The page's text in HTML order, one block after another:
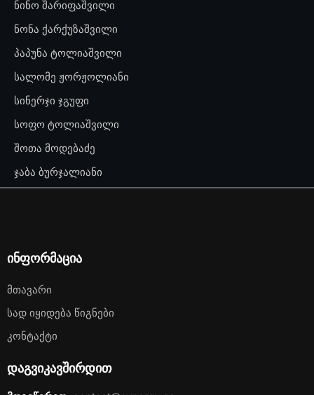
ნინო შარიფაშვილი
ნონა ქარქუზაშვილი
პაპუნა ტოლიაშვილი
სალომე ჟორჟოლიანი
სინერჯი ჯგუფი
სოფო ტოლიაშვილი
შოთა მოდებაძე
ჯაბა ბურჯალიანი
ინფორმაცია
Მთავარი
Სად Იყიდება Წიგნები
Კონტაქტი
დაგვიკავშირდით